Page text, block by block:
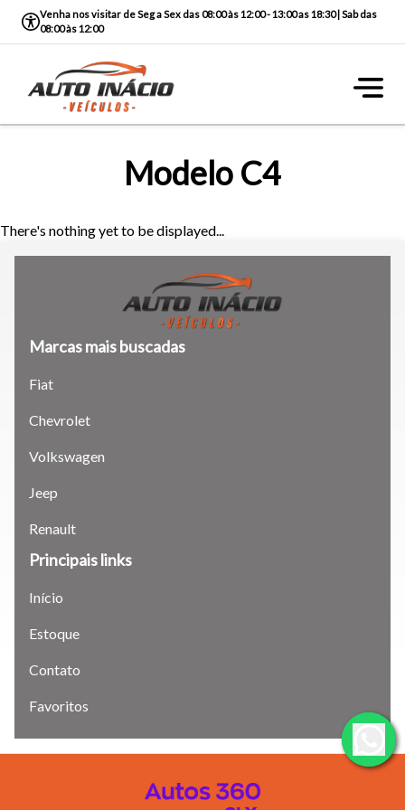
Tamanho do texto
Para aumentar ou diminuir a fonte em nosso site, utilize os
teclado.
Venha nos visitar de Seg a Sex das 08:00 às 12:00 - 13:00 as 18:30 | Sab das
08:00 às 12:00
Modelo C4
There's nothing yet to be displayed...
Marcas mais buscadas
Fiat
Chevrolet
Volkswagen
Jeep
Renault
Principais links
Início
Estoque
Contato
Favoritos